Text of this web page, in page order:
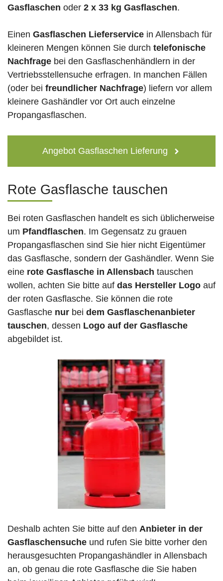
Gasflaschen oder 2 x 33 kg Gasflaschen.
Einen Gasflaschen Lieferservice in Allensbach für
kleineren Mengen können Sie durch telefonische
Nachfrage bei den Gasflaschenhändlern in der
Vertriebsstellensuche erfragen. In manchen Fällen
(oder bei freundlicher Nachfrage) liefern vor allem
kleinere Gashändler vor Ort auch einzelne
Propangasflaschen.
Angebot Gasflaschen Lieferung
Rote Gasflasche tauschen
Bei roten Gasflaschen handelt es sich üblicherweise
um Pfandflaschen. Im Gegensatz zu grauen
Propangasflaschen sind Sie hier nicht Eigentümer
das Gasflasche, sondern der Gashändler. Wenn Sie
eine rote Gasflasche in Allensbach tauschen
wollen, achten Sie bitte auf das Hersteller Logo auf
der roten Gasflasche. Sie können die rote
Gasflasche nur bei dem Gasflaschenanbieter
tauschen, dessen Logo auf der Gasflasche
abgebildet ist.
Deshalb achten Sie bitte auf den Anbieter in der
Gasflaschensuche und rufen Sie bitte vorher den
herausgesuchten Propangashändler in Allensbach
an, ob genau die rote Gasflasche die Sie haben